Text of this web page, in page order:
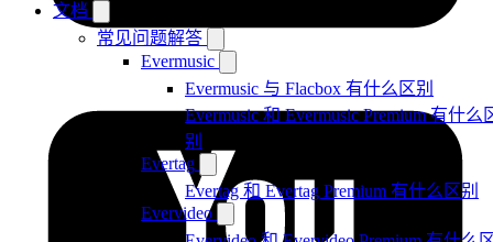
文档
常见问题解答
Evermusic
Evermusic 与 Flacbox 有什么区别
Evermusic 和 Evermusic Premium 有什么
别
Evertag
Evertag 和 Evertag Premium 有什么区别
Evervideo